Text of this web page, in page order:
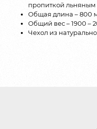
пропиткой льняным
Общая длина – 800
Общий вес – 1900 –
Чехол из